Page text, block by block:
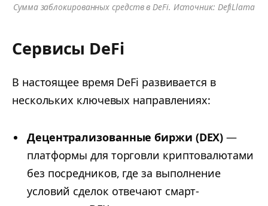
Сумма заблокированных средств в DeFi. Источник: DefiLlama
Сервисы DeFi
В настоящее время DeFi развивается в
нескольких ключевых направлениях:
Децентрализованные биржи (DEX) —
платформы для торговли криптовалютами
без посредников, где за выполнение
условий сделок отвечают смарт-